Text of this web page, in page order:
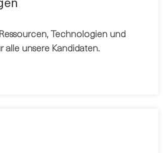
Technologien und
alle unsere Kandidaten.